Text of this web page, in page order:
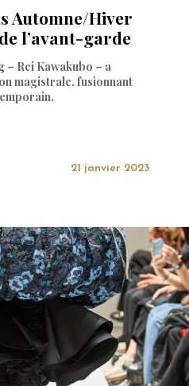
Automne/Hiver
l’avant-garde
– Rei Kawakubo – a
magistrale, fusionnant
21 janvier 2023